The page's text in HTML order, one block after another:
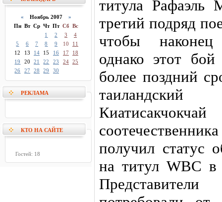
« Ноябрь 2007 »
Пн Вт Ср Чт Пт Сб Вс
1
2 3
4
5
6 7 8 9 10
11
12
13 14 15 16 17
18
19
20 21 22 23 24 25
26
27 28 29 30
РЕКЛАМА
КТО НА САЙТЕ
Гостей: 18
титула Рафаэль
третий подряд
чтобы наконец
однако этот
более поздний
получил статус
на титул WBC в